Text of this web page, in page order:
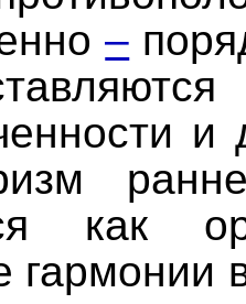
–
и
как
гармонии